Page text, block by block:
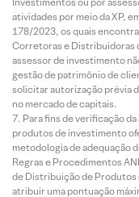
atividades por meio da XP,
178/2023, os quais
Corretoras e Distribuidoras
assessor de investimento
gestão de patrimônio de
solicitar autorização prévia
no mercado de capitais.
Para fins de verificação
produtos de investimento
metodologia de adequação
Regras e Procedimentos
de Distribuição de
atribuir uma pontuação